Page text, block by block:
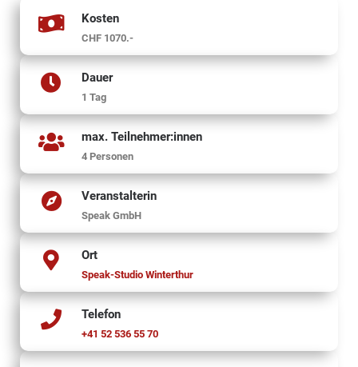
Kosten
CHF 1070.-
Dauer
1 Tag
max. Teilnehmer:innen
4 Personen
Veranstalterin
Speak GmbH
Ort
Speak-Studio Winterthur
Telefon
+41 52 536 55 70